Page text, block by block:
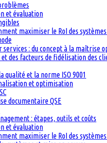
et évaluation
maximiser le RoI des
services : du concept à la maîtrise
des facteurs de fidélisation des
qualité et la norme ISO 9001
et optimisation
documentaire QSE
: étapes, outils et coûts
et évaluation
maximiser le RoI des